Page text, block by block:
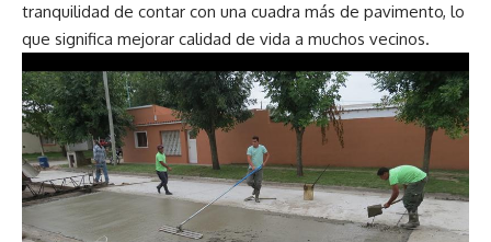
tranquilidad de contar con una cuadra más de pavimento, lo
que significa mejorar calidad de vida a muchos vecinos.